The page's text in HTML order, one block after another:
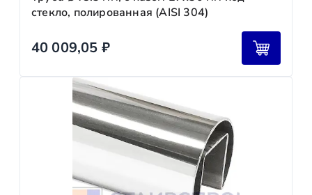
стекло, полированная (AISI 304)
40 009,05 ₽